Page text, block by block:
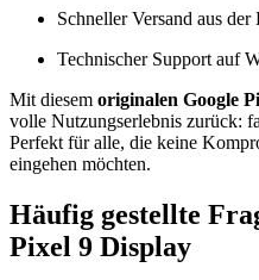
Schneller Versand aus der
Technischer Support auf
Mit diesem originalen Google
volle Nutzungserlebnis zurück:
Perfekt für alle, die keine
eingehen möchten.
Häufig gestellte
Pixel 9 Display